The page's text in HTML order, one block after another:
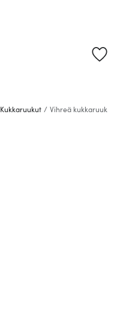
Kukkaruukut / Vihreä kukkaruukku